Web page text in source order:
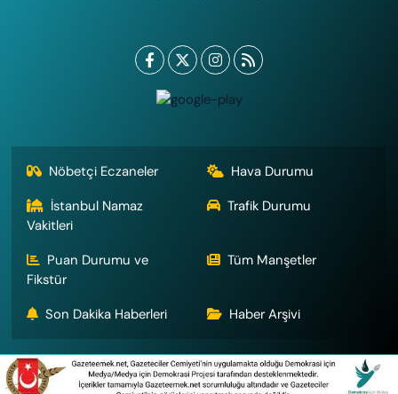
Nöbetçi Eczaneler
Hava Durumu
İstanbul Namaz
Vakitleri
Trafik Durumu
Puan Durumu ve
Fikstür
Tüm Manşetler
Son Dakika Haberleri Haber Arşivi